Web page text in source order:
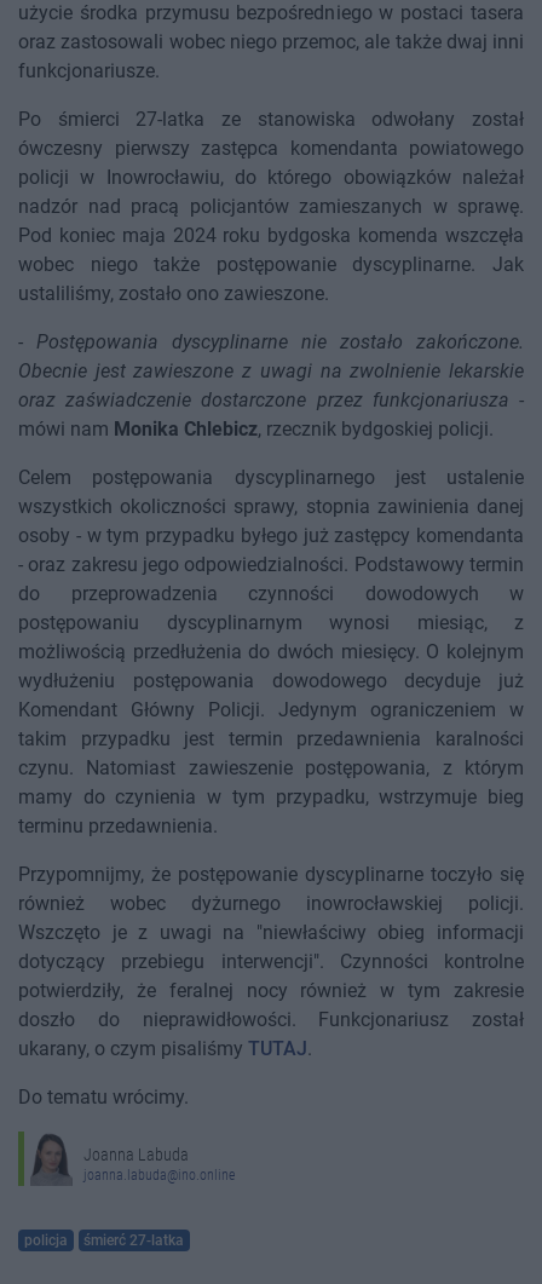
użycie środka przymusu bezpośredniego w postaci tasera
oraz zastosowali wobec niego przemoc, ale także dwaj inni
funkcjonariusze.
Po śmierci 27-latka ze stanowiska odwołany został
ówczesny pierwszy zastępca komendanta powiatowego
policji w Inowrocławiu, do którego obowiązków należał
nadzór nad pracą policjantów zamieszanych w sprawę.
Pod koniec maja 2024 roku bydgoska komenda wszczęła
wobec niego także postępowanie dyscyplinarne. Jak
ustaliliśmy, zostało ono zawieszone.
- Postępowania dyscyplinarne nie zostało zakończone.
Obecnie jest zawieszone z uwagi na zwolnienie lekarskie
oraz zaświadczenie dostarczone przez funkcjonariusza -
mówi nam Monika Chlebicz, rzecznik bydgoskiej policji.
Celem postępowania dyscyplinarnego jest ustalenie
wszystkich okoliczności sprawy, stopnia zawinienia danej
osoby - w tym przypadku byłego już zastępcy komendanta
- oraz zakresu jego odpowiedzialności. Podstawowy termin
do przeprowadzenia czynności dowodowych w
postępowaniu dyscyplinarnym wynosi miesiąc, z
możliwością przedłużenia do dwóch miesięcy. O kolejnym
wydłużeniu postępowania dowodowego decyduje już
Komendant Główny Policji. Jedynym ograniczeniem w
takim przypadku jest termin przedawnienia karalności
czynu. Natomiast zawieszenie postępowania, z którym
mamy do czynienia w tym przypadku, wstrzymuje bieg
terminu przedawnienia.
Przypomnijmy, że postępowanie dyscyplinarne toczyło się
również wobec dyżurnego inowrocławskiej policji.
Wszczęto je z uwagi na "niewłaściwy obieg informacji
dotyczący przebiegu interwencji". Czynności kontrolne
potwierdziły, że feralnej nocy również w tym zakresie
doszło do nieprawidłowości. Funkcjonariusz został
ukarany, o czym pisaliśmy TUTAJ.
Do tematu wrócimy.
Joanna Labuda
joanna.labuda@ino.online
policja śmierć 27-latka